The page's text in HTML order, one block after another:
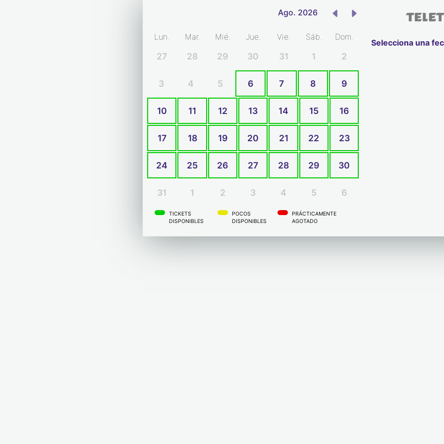
Ago. 2026
Lun. Mar. Mié. Jue. Vie. Sáb. Dom.
27 28 29 30 31 1 2
3 4 5 6 7 8 9
10 11 12 13 14 15 16
17 18 19 20 21 22 23
24 25 26 27 28 29 30
31 1 2 3 4 5 6
TICKETS
DISPONIBLES
POCOS
DISPONIBLES
PRÁCTICAMENTE
AGOTADO
Selecciona una